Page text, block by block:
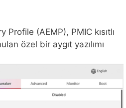
(AEMP), PMIC kısıtlı
özel bir aygıt yazılımı